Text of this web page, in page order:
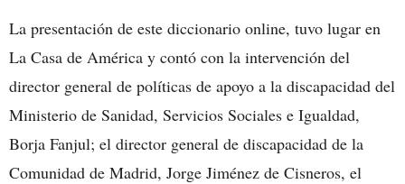
La presentación de este diccionario online, tuvo lugar en
La Casa de América y contó con la intervención del
director general de políticas de apoyo a la discapacidad del
Ministerio de Sanidad, Servicios Sociales e Igualdad,
Borja Fanjul; el director general de discapacidad de la
Comunidad de Madrid, Jorge Jiménez de Cisneros, el